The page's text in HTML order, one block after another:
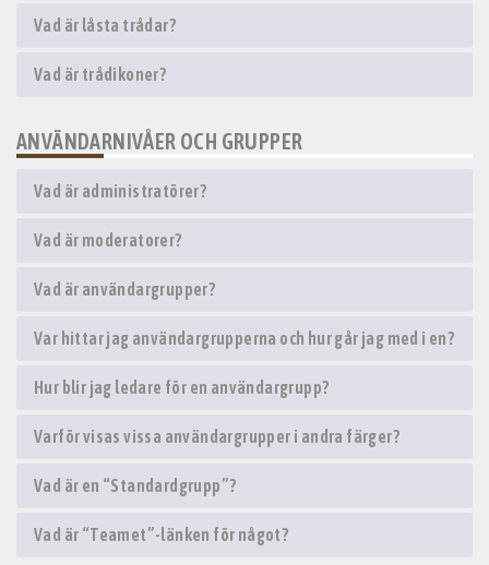
Vad är låsta trådar?
Vad är trådikoner?
ANVÄNDARNIVÅER OCH GRUPPER
Vad är administratörer?
Vad är moderatorer?
Vad är användargrupper?
Var hittar jag användargrupperna och hur går jag med i en?
Hur blir jag ledare för en användargrupp?
Varför visas vissa användargrupper i andra färger?
Vad är en “Standardgrupp”?
Vad är “Teamet”-länken för något?